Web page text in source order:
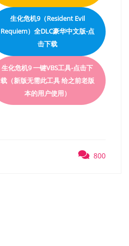
生化危机9（Resident Evil
Requiem）全DLC豪华中文版-点
击下载
生化危机9 一键VBS工具-点击下
载（新版无需此工具 给之前老版
本的用户使用）
800